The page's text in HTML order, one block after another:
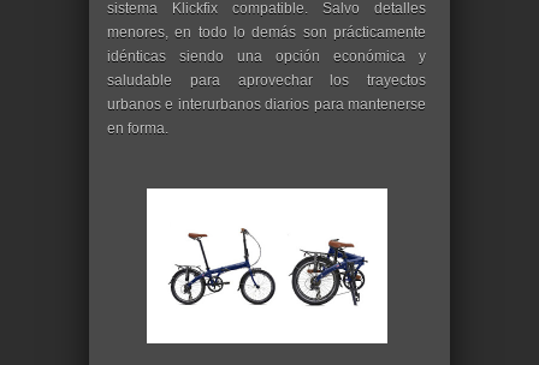
sistema Klickfix compatible. Salvo detalles
menores, en todo lo demás son prácticamente
idénticas siendo una opción económica y
saludable para aprovechar los trayectos
urbanos e interurbanos diarios para mantenerse
en forma.